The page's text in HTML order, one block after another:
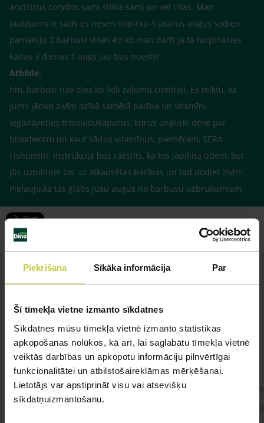
Piekrišana Sīkāka informācija Par
Šī tīmekļa vietne izmanto sīkdatnes
Sīkdatnes mūsu tīmekļa vietnē izmanto statistikas
apkopošanas nolūkos, kā arī, lai saglabātu tīmekļa vietnē
veiktās darbības un apkopotu informāciju pilnvērtīgai
funkcionalitātei un atbilstošaireklāmas mērķēšanai.
Lietotājs var apstiprināt visu vai atsevišķu
sīkdatņuizmantošanu.
ancistrus corydos sami stikla sami un vel citas. Man
jautajums ir sads es nesen nopirku 4 jaunus augus sodien
pamaniju 2 barbusi vinas ēd ko man darīt ja ta turpinasies
kadas 3 dienas 1 augs jau bus noests!
Atbilde:
hm, barbusi nav diez ko lieli zaļumu cienītāji. Es teiktu, ka
jums jādod zivīm dzīvā saldētā barība un vitamīni.
Iegādājieties trīsuļodukāpurus, kurus angliski dēvē par
bloodworm un kaut kādus vitamīnus, piemēram, SERA
Fishtamin. Instrukcijā būs rakstīts, ka tos jāpilina ūdenī, bet
jūs uzpiliniet tos uz atkausētas barības un tad dodiet zivīm.
Pieļauju,ka tas glābs jūsu augus no barbusu uzbrukumiem.
Līdzīgi jautājumi
Mūsu eksperti spēs atbildēt uz jebkuru Jūsu jautājumu
UZDOT JAUTĀJUMU
cīnītājzivtiņa.
#cinitajzivtina Sveiki! Pie mums viņa jau ir